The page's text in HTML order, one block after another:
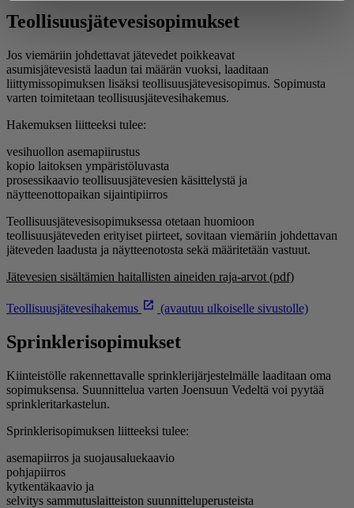
Teollisuusjätevesisopimukset
Jos viemäriin johdettavat jätevedet poikkeavat
asumisjätevesistä laadun tai määrän vuoksi, laaditaan
liittymissopimuksen lisäksi teollisuusjätevesisopimus. Sopimusta
varten toimitetaan teollisuusjätevesihakemus.
Hakemuksen liitteeksi tulee:
vesihuollon asemapiirustus
kopio laitoksen ympäristöluvasta
prosessikaavio teollisuusjätevesien käsittelystä ja
näytteenottopaikan sijaintipiirros
Teollisuusjätevesisopimuksessa otetaan huomioon
teollisuusjäteveden erityiset piirteet, sovitaan viemäriin johdettavan
jäteveden laadusta ja näytteenotosta sekä määritetään vastuut.
Jätevesien sisältämien haitallisten aineiden raja-arvot (pdf)
Teollisuusjätevesihakemus (avautuu ulkoiselle sivustolle)
Sprinklerisopimukset
Kiinteistölle rakennettavalle sprinklerijärjestelmälle laaditaan oma
sopimuksensa. Suunnittelua varten Joensuun Vedeltä voi pyytää
sprinkleritarkastelun.
Sprinklerisopimuksen liitteeksi tulee:
asemapiirros ja suojausaluekaavio
pohjapiirros
kytkentäkaavio ja
selvitys sammutuslaitteiston suunnitteluperusteista